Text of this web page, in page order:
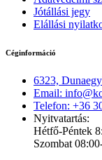
Jótállási jegy
Elállási
Céginformáció
6323,
Email:
Telefon: +36
Nyitvatartás:
Hétfő-Péntek
Szombat